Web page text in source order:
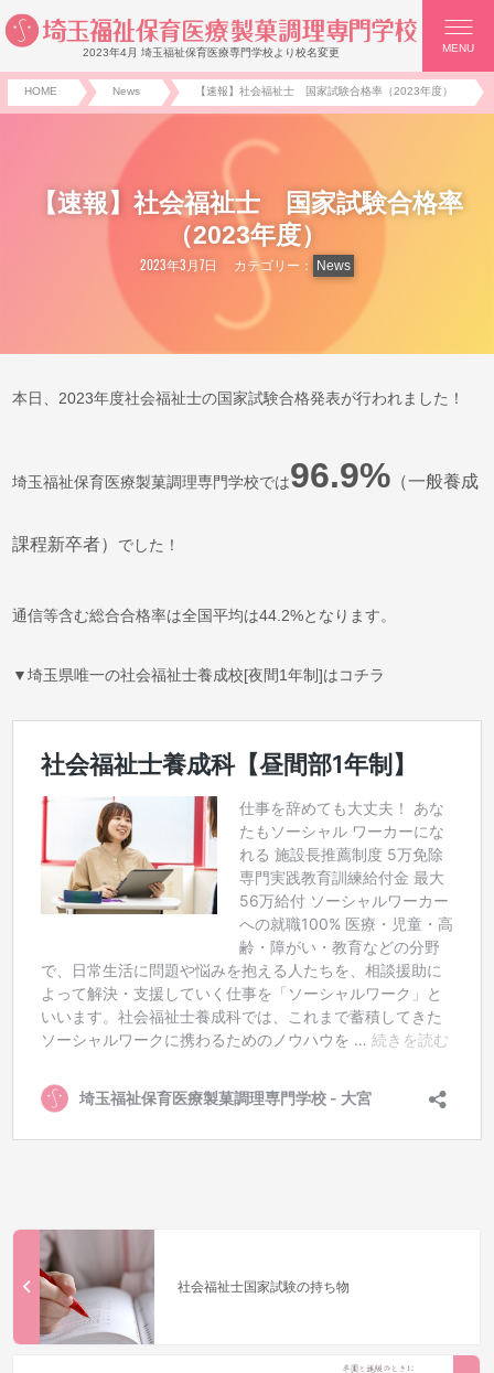
2023年4月 埼玉福祉保育医療専門学校より校名変更 MENU
HOME News 【速報】社会福祉士 国家試験合格率（2023年度）
【速報】社会福祉士 国家試験合格率
（2023年度）
2023年3月7日 カテゴリー： News
本日、2023年度社会福祉士の国家試験合格発表が行われました！
埼玉福祉保育医療製菓調理専門学校では96.9% （一般養成
課程新卒者） でした！
通信等含む総合合格率は全国平均は44.2%となります。
▼埼玉県唯一の社会福祉士養成校[夜間1年制]はコチラ
社会福祉士国家試験の持ち物